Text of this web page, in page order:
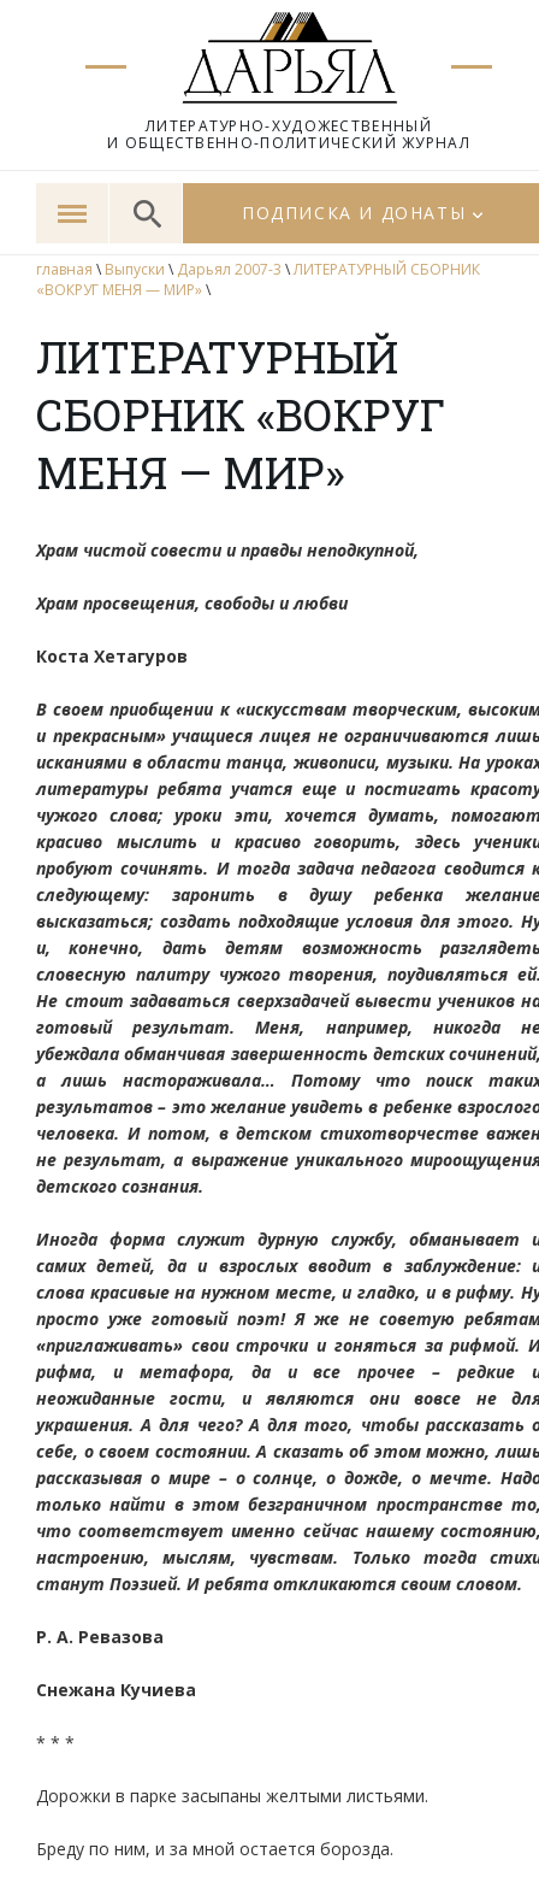
ЛИТЕРАТУРНО-ХУДОЖЕСТВЕННЫЙ
И ОБЩЕСТВЕННО-ПОЛИТИЧЕСКИЙ ЖУРНАЛ
ПОДПИСКА И ДОНАТЫ
главная \ Выпуски \ Дарьял 2007-3 \ЛИТЕРАТУРНЫЙ СБОРНИК
«ВОКРУГ МЕНЯ — МИР»\
ЛИТЕРАТУРНЫЙ
СБОРНИК «ВОКРУГ
МЕНЯ — МИР»
Храм чистой совести и правды неподкупной,
Храм просвещения, свободы и любви
Коста Хетагуров
В своем приобщении к «искусствам творческим,
и прекрасным» учащиеся лицея не ограничиваются
исканиями в области танца, живописи, музыки. На
литературы ребята учатся еще и постигать
чужого слова; уроки эти, хочется думать,
красиво мыслить и красиво говорить, здесь
пробуют сочинять. И тогда задача педагога сводится
следующему: заронить в душу ребенка
высказаться; создать подходящие условия для этого.
и, конечно, дать детям возможность
словесную палитру чужого творения, поудивляться
Не стоит задаваться сверхзадачей вывести учеников
готовый результат. Меня, например, никогда
убеждала обманчивая завершенность детских
а лишь настораживала… Потому что поиск
результатов – это желание увидеть в ребенке
человека. И потом, в детском стихотворчестве
не результат, а выражение уникального
детского сознания.
Иногда форма служит дурную службу, обманывает
самих детей, да и взрослых вводит в заблуждение:
слова красивые на нужном месте, и гладко, и в рифму.
просто уже готовый поэт! Я же не советую
«приглаживать» свои строчки и гоняться за рифмой.
рифма, и метафора, да и все прочее – редкие
неожиданные гости, и являются они вовсе не
украшения. А для чего? А для того, чтобы рассказать
себе, о своем состоянии. А сказать об этом можно,
рассказывая о мире – о солнце, о дожде, о мечте.
только найти в этом безграничном пространстве
что соответствует именно сейчас нашему
настроению, мыслям, чувствам. Только тогда
станут Поэзией. И ребята откликаются своим словом.
Р. А. Ревазова
Снежана Кучиева
* * *
Дорожки в парке засыпаны желтыми листьями.
Бреду по ним, и за мной остается борозда.